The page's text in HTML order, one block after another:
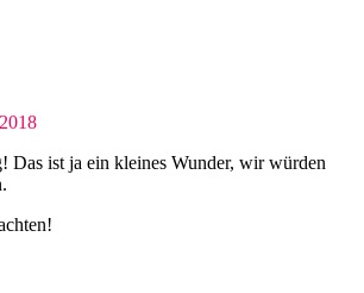
Das ist ja ein kleines Wunder, wir würden